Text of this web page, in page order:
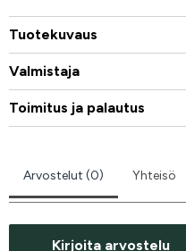
Tuotekuvaus
Valmistaja
Toimitus ja palautus
Arvostelut (0) Yhteisö
Kirjoita arvostelu